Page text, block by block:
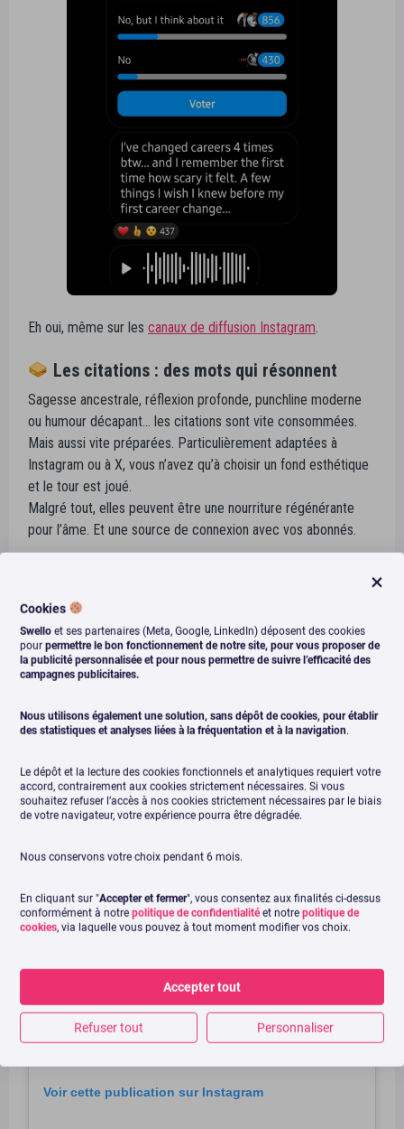
Eh oui, même sur les canaux de diffusion Instagram
Les citations : des mots qui résonnent
Sagesse ancestrale, réflexion profonde, punchline moderne
ou humour décapant… les citations sont vite consommées.
Mais aussi vite préparées. Particulièrement adaptées à
Instagram ou à X, vous n’avez qu’à choisir un fond esthétique
et le tour est joué.
Malgré tout, elles peuvent être une nourriture régénérante
pour l’âme. Et une source de connexion avec vos abonnés.
En e-commerce, les avis clients et les témoignages sont
parfois la petite goutte d’eau qui finit de convaincre. Ils
peuvent être très influents dans la décision d’achat. Mais
attention de ne pas trop en abuser.
Et si vous ne vendez rien, vous pouvez aussi partager des
abonnés à interagir avec vous.
Voir cette publication sur Instagram
Cookies
Swello et ses partenaires (Meta, Google, LinkedIn) déposent des cookies
pour permettre le bon fonctionnement de notre site, pour vous proposer de
la publicité personnalisée et pour nous permettre de suivre l’efficacité des
campagnes publicitaires.
Nous utilisons également une solution, sans dépôt de cookies, pour établir
des statistiques et analyses liées à la fréquentation et à la navigation.
Le dépôt et la lecture des cookies fonctionnels et analytiques requiert votre
accord, contrairement aux cookies strictement nécessaires. Si vous
souhaitez refuser l’accès à nos cookies strictement nécessaires par le biais
de votre navigateur, votre expérience pourra être dégradée.
Nous conservons votre choix pendant 6 mois.
En cliquant sur "Accepter et fermer", vous consentez aux finalités ci-dessus
conformément à notre politique de confidentialitéet notre politique de
cookies, via laquelle vous pouvez à tout moment modifier vos choix.
Accepter tout
Refuser tout Personnaliser